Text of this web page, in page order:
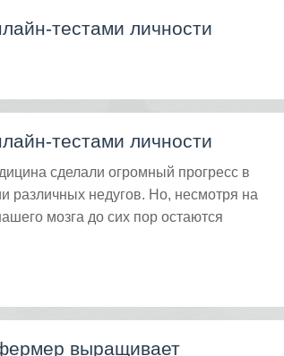
тестами личности
тестами личности
сделали огромный прогресс в
различных недугов. Но, несмотря на
мозга до сих пор остаются
выращивает